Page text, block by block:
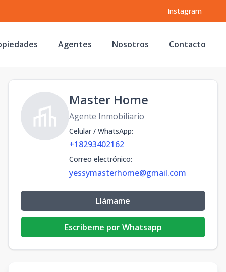
Instagram
Agentes Nosotros Contacto
Master Home
Agente Inmobiliario
Celular / WhatsApp:
+18293402162
Correo electrónico:
yessymasterhome@gmail.com
Llámame
Escribeme por Whatsapp